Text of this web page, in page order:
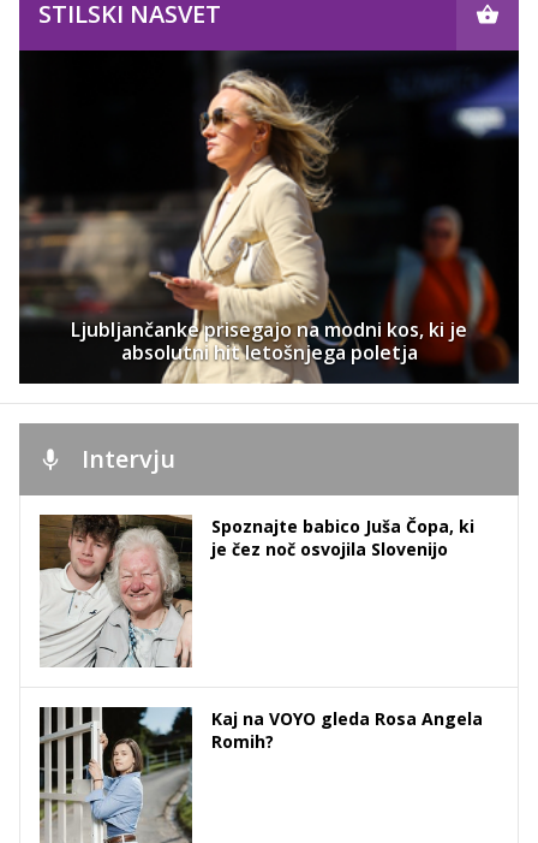
STILSKI NASVET
Ljubljančanke prisegajo na modni kos, ki je
absolutni hit letošnjega poletja
Intervju
Spoznajte babico Juša Čopa, ki
je čez noč osvojila Slovenijo
Kaj na VOYO gleda Rosa Angela
Romih?